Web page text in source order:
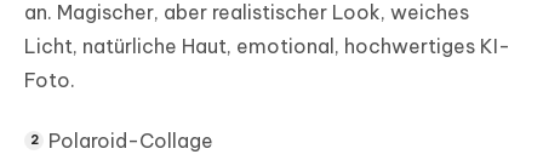
an. Magischer, aber realistischer Look, weiches
Licht, natürliche Haut, emotional, hochwertiges KI-
Foto.
Polaroid-Collage